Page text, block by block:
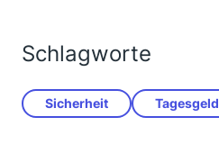
Schlagworte
Sicherheit Tagesgeld